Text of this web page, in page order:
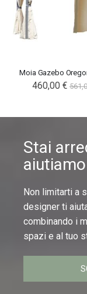
Moia Gazebo
Special
Price
460,00 €
Stai
Non limitarti a
designer ti
combinando i
spazi e al tuo